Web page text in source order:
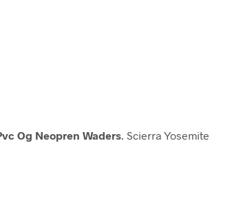
Og Neopren Waders . Scierra Yosemite